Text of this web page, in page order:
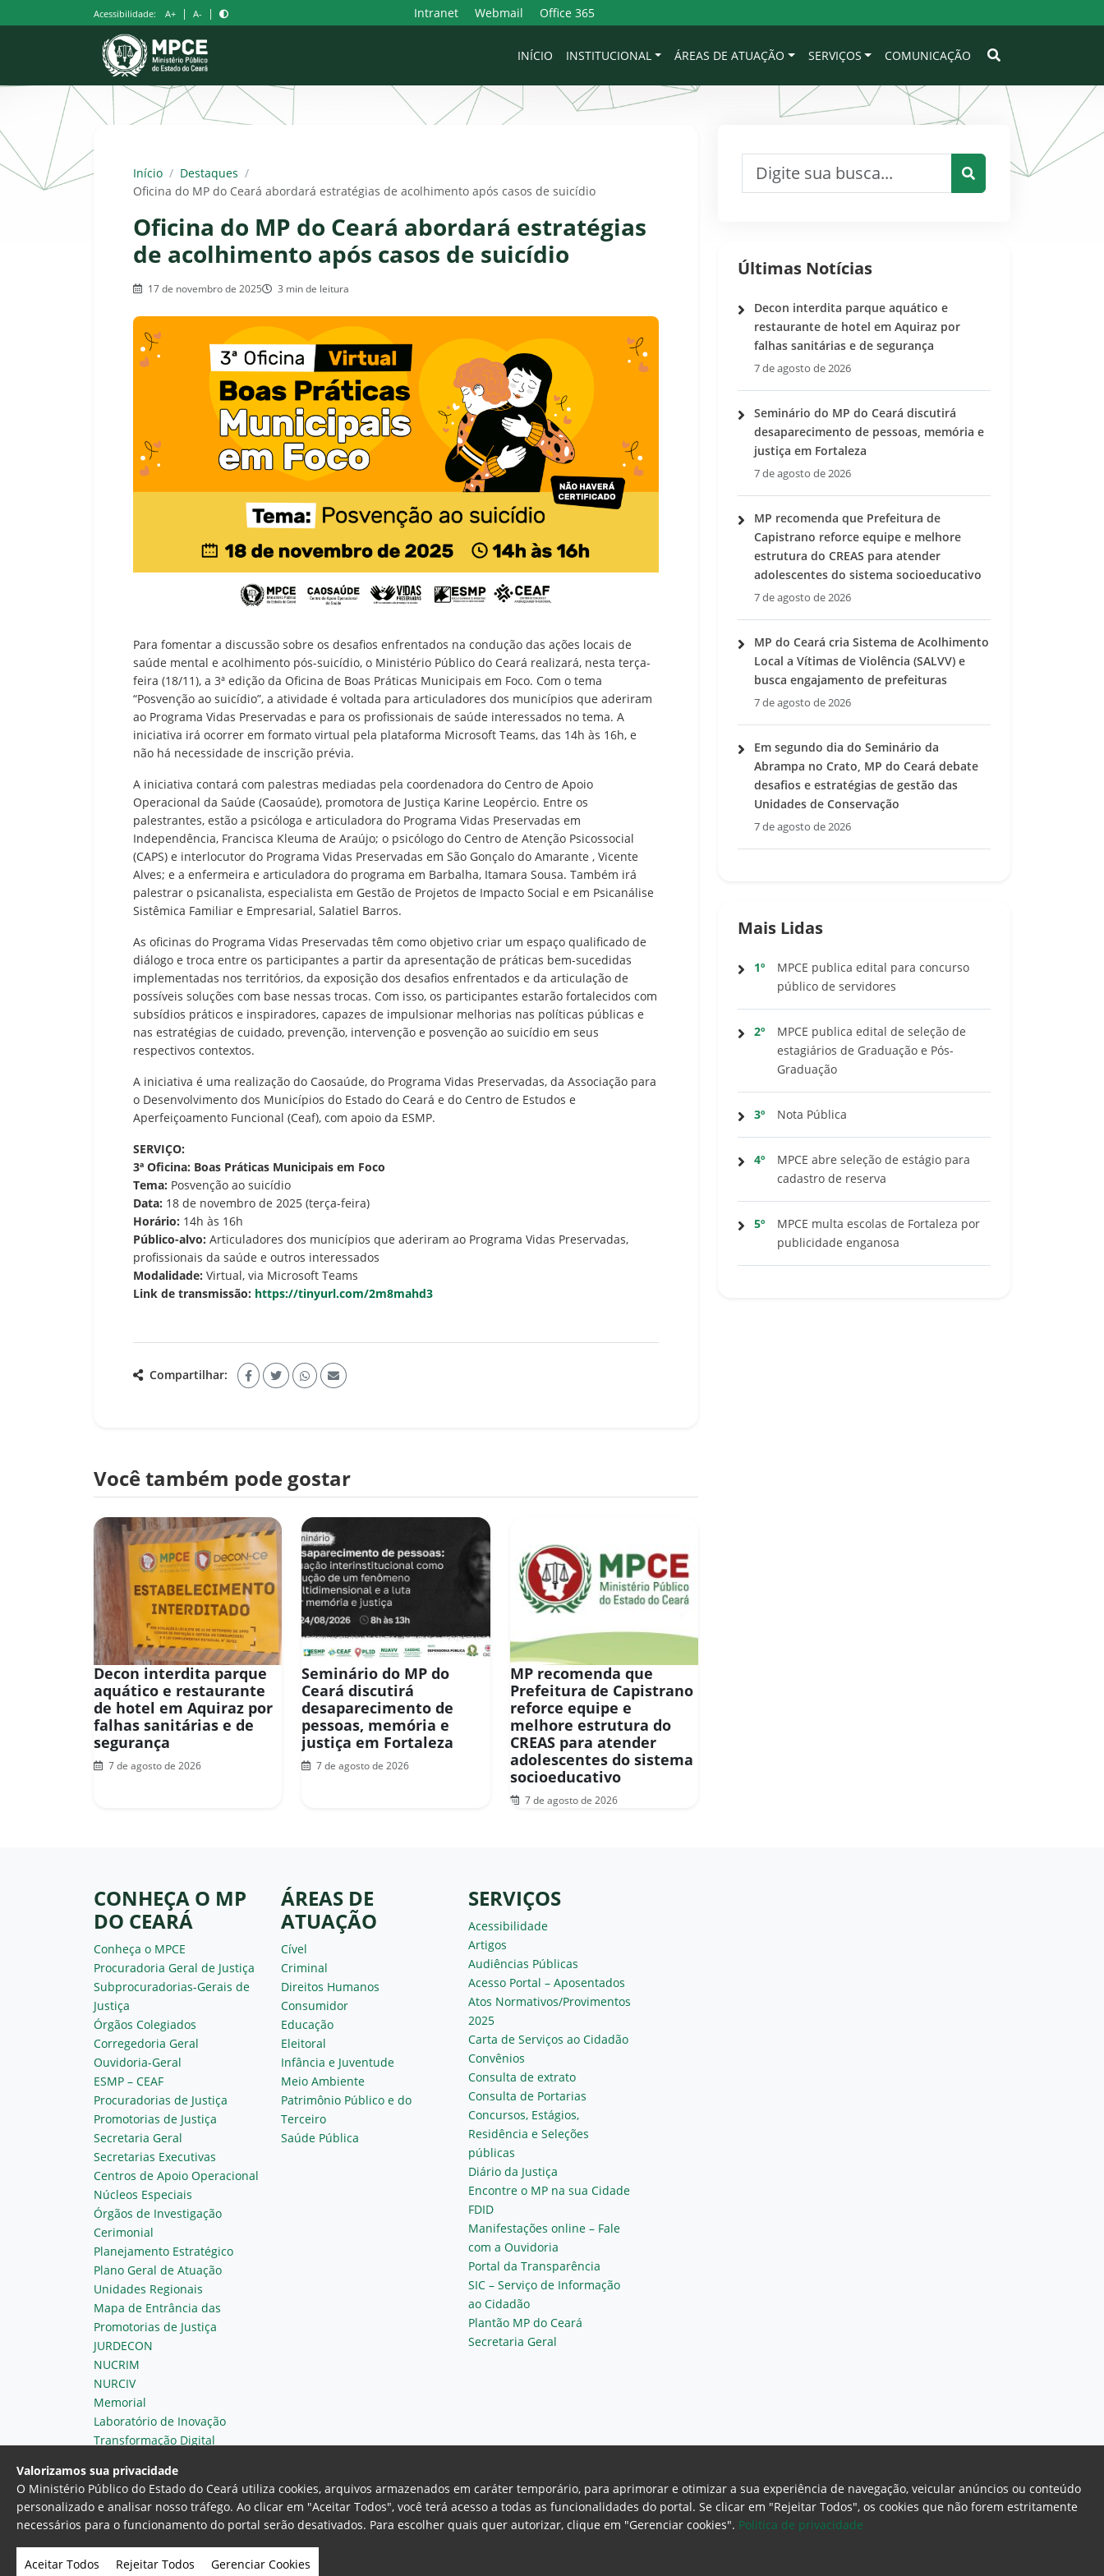
para
Acessibilidade: A+ | A- | Intranet Webmail Office 365
INÍCIO INSTITUCIONAL ÁREAS DE ATUAÇÃO SERVIÇOS COMUNICAÇÃO
Início / Destaques /
Oficina do MP do Ceará abordará estratégias de acolhimento após casos de suicídio
Oficina do MP do Ceará abordará estratégias
de acolhimento após casos de suicídio
17 de novembro de 2025 3 min de leitura
Para fomentar a discussão sobre os desafios enfrentados na condução das ações locais de
saúde mental e acolhimento pós-suicídio, o Ministério Público do Ceará realizará, nesta terça-
feira (18/11), a 3ª edição da Oficina de Boas Práticas Municipais em Foco. Com o tema
“Posvenção ao suicídio”, a atividade é voltada para articuladores dos municípios que aderiram
ao Programa Vidas Preservadas e para os profissionais de saúde interessados no tema. A
iniciativa irá ocorrer em formato virtual pela plataforma Microsoft Teams, das 14h às 16h, e
não há necessidade de inscrição prévia.
A iniciativa contará com palestras mediadas pela coordenadora do Centro de Apoio
Operacional da Saúde (Caosaúde), promotora de Justiça Karine Leopércio. Entre os
palestrantes, estão a psicóloga e articuladora do Programa Vidas Preservadas em
Independência, Francisca Kleuma de Araújo; o psicólogo do Centro de Atenção Psicossocial
(CAPS) e interlocutor do Programa Vidas Preservadas em São Gonçalo do Amarante , Vicente
Alves; e a enfermeira e articuladora do programa em Barbalha, Itamara Sousa. Também irá
palestrar o psicanalista, especialista em Gestão de Projetos de Impacto Social e em Psicanálise
Sistêmica Familiar e Empresarial, Salatiel Barros.
As oficinas do Programa Vidas Preservadas têm como objetivo criar um espaço qualificado de
diálogo e troca entre os participantes a partir da apresentação de práticas bem-sucedidas
implementadas nos territórios, da exposição dos desafios enfrentados e da articulação de
possíveis soluções com base nessas trocas. Com isso, os participantes estarão fortalecidos com
subsídios práticos e inspiradores, capazes de impulsionar melhorias nas políticas públicas e
nas estratégias de cuidado, prevenção, intervenção e posvenção ao suicídio em seus
respectivos contextos.
A iniciativa é uma realização do Caosaúde, do Programa Vidas Preservadas, da Associação para
o Desenvolvimento dos Municípios do Estado do Ceará e do Centro de Estudos e
Aperfeiçoamento Funcional (Ceaf), com apoio da ESMP.
SERVIÇO:
3ª Oficina: Boas Práticas Municipais em Foco
Tema: Posvenção ao suicídio
Data: 18 de novembro de 2025 (terça-feira)
Horário: 14h às 16h
Público-alvo: Articuladores dos municípios que aderiram ao Programa Vidas Preservadas,
profissionais da saúde e outros interessados
Modalidade: Virtual, via Microsoft Teams
Link de transmissão: https://tinyurl.com/2m8mahd3
Compartilhar:
Você também pode gostar
Decon interdita parque
aquático e restaurante
de hotel em Aquiraz por
falhas sanitárias e de
segurança
7 de agosto de 2026
Seminário do MP do
Ceará discutirá
desaparecimento de
pessoas, memória e
justiça em Fortaleza
7 de agosto de 2026
MP recomenda que
Prefeitura de Capistrano
reforce equipe e
melhore estrutura do
CREAS para atender
adolescentes do sistema
socioeducativo
7 de agosto de 2026
Pesquisar
Últimas Notícias
Decon interdita parque aquático e
restaurante de hotel em Aquiraz por
falhas sanitárias e de segurança
7 de agosto de 2026
Seminário do MP do Ceará discutirá
desaparecimento de pessoas, memória e
justiça em Fortaleza
7 de agosto de 2026
MP recomenda que Prefeitura de
Capistrano reforce equipe e melhore
estrutura do CREAS para atender
adolescentes do sistema socioeducativo
7 de agosto de 2026
MP do Ceará cria Sistema de Acolhimento
Local a Vítimas de Violência (SALVV) e
busca engajamento de prefeituras
7 de agosto de 2026
Em segundo dia do Seminário da
Abrampa no Crato, MP do Ceará debate
desafios e estratégias de gestão das
Unidades de Conservação
7 de agosto de 2026
Mais Lidas
1º
MPCE publica edital para concurso
público de servidores
2º
MPCE publica edital de seleção de
estagiários de Graduação e Pós-
Graduação
3º Nota Pública
4º
MPCE abre seleção de estágio para
cadastro de reserva
5º
MPCE multa escolas de Fortaleza por
publicidade enganosa
CONHEÇA O MP
DO CEARÁ
Conheça o MPCE
Procuradoria Geral de Justiça
Subprocuradorias-Gerais de
Justiça
Órgãos Colegiados
Corregedoria Geral
Ouvidoria-Geral
ESMP – CEAF
Procuradorias de Justiça
Promotorias de Justiça
Secretaria Geral
Secretarias Executivas
Centros de Apoio Operacional
Núcleos Especiais
Órgãos de Investigação
Cerimonial
Planejamento Estratégico
Plano Geral de Atuação
Unidades Regionais
Mapa de Entrância das
Promotorias de Justiça
JURDECON
NUCRIM
NURCIV
Memorial
Laboratório de Inovação
Transformação Digital
ÁREAS DE
ATUAÇÃO
Cível
Criminal
Direitos Humanos
Consumidor
Educação
Eleitoral
Infância e Juventude
Meio Ambiente
Patrimônio Público e do
Terceiro
Saúde Pública
SERVIÇOS
Acessibilidade
Artigos
Audiências Públicas
Acesso Portal – Aposentados
Atos Normativos/Provimentos
2025
Carta de Serviços ao Cidadão
Convênios
Consulta de extrato
Consulta de Portarias
Concursos, Estágios,
Residência e Seleções
públicas
Diário da Justiça
Encontre o MP na sua Cidade
FDID
Manifestações online – Fale
com a Ouvidoria
Portal da Transparência
SIC – Serviço de Informação
ao Cidadão
Plantão MP do Ceará
Secretaria Geral
Ministério Público do Estado do Ceará Procuradoria Geral de Justiça
Av. Gen. Afonso Albuquerque Lima, 130 - Cambeba - CEP: 60.822-325
- Fortaleza, Ceará. Brasil
Valorizamos sua privacidade
O Ministério Público do Estado do Ceará utiliza cookies, arquivos armazenados em caráter temporário, para aprimorar e otimizar a sua experiência de navegação, veicular anúncios ou conteúdo
personalizado e analisar nosso tráfego. Ao clicar em "Aceitar Todos", você terá acesso a todas as funcionalidades do portal. Se clicar em "Rejeitar Todos", os cookies que não forem estritamente
necessários para o funcionamento do portal serão desativados. Para escolher quais quer autorizar, clique em "Gerenciar cookies". Politica de privacidade
Aceitar Todos Rejeitar Todos Gerenciar Cookies